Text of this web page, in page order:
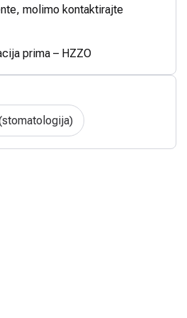
molimo kontaktirajte
prima – HZZO